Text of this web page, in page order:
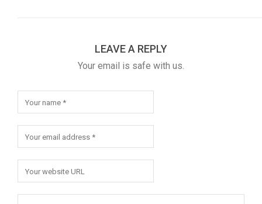
LEAVE A REPLY
Your email is safe with us.